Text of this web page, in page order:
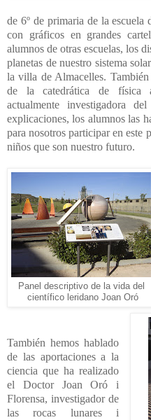
de 6º de primaria de la
con gráficos en grandes
alumnos de otras escuelas, los
planetas de nuestro sistema
la villa de Almacelles.
de la catedrática de física
actualmente investigadora
explicaciones, los alumnos las
para nosotros participar en este
niños que son nuestro futuro.
Panel descriptivo de la vida del
científico leridano Joan Oró
También hemos hablado
de las aportaciones a la
ciencia que ha realizado
el Doctor Joan Oró i
Florensa, investigador de
las rocas lunares i